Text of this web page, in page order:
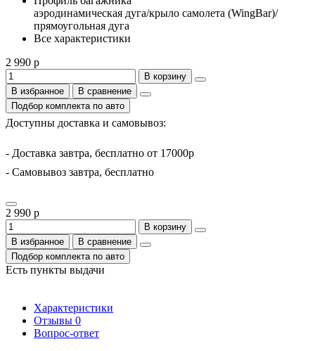
аэродинамическая дуга/крыло самолета (WingBar)/
прямоугольная дуга
Все характеристики
2 990 р
В корзину
В избранное
В сравнение
Подбор комплекта по авто
Доступны доставка и самовывоз:
- Доставка завтра, бесплатно от 17000р
- Самовывоз завтра, бесплатно
2 990 р
В корзину
В избранное
В сравнение
Подбор комплекта по авто
Есть пункты выдачи
Характеристики
Отзывы 0
Вопрос-ответ